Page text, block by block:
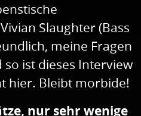
Slaughter (Bass
meine Fragen
ist dieses Interview
hier. Bleibt morbide!
nur sehr wenige